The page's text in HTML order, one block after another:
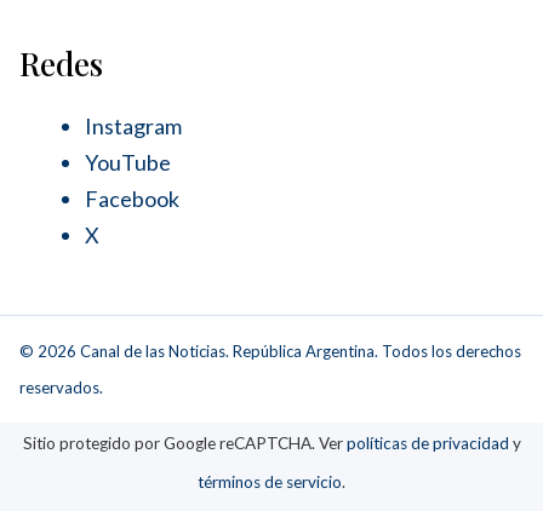
Redes
Instagram
YouTube
Facebook
X
© 2026 Canal de las Noticias. República Argentina. Todos los derechos
reservados.
Sitio protegido por Google reCAPTCHA. Verpolíticas de privacidad y
términos de servicio.